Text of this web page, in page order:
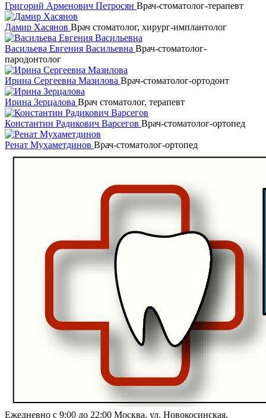
Григорий Арменович Петросян Врач-стоматолог-терапевт
Дамир Хасянов Врач стоматолог, хирург-имплантолог
Васильева Евгения Васильевна Врач-стоматолог-
пародонтолог
Ирина Сергеевна Мазилова Врач-стоматолог-ортодонт
Ирина Зерцалова Врач стоматолог, терапевт
Константин Радикович Варсегов Врач-стоматолог-ортопед
Ренат Мухаметдинов Врач-стоматолог-ортопед
Ежедневно с 9:00 до 22:00 Москва, ул. Новокосинская,